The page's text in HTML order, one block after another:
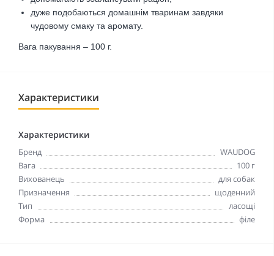
дуже подобаються домашнім тваринам завдяки
чудовому смаку та аромату.
Вага пакування – 100 г.
Характеристики
Характеристики
Бренд
WAUDOG
Вага
100 г
Вихованець
для собак
Призначення
щоденний
Тип
ласощі
Форма
філе